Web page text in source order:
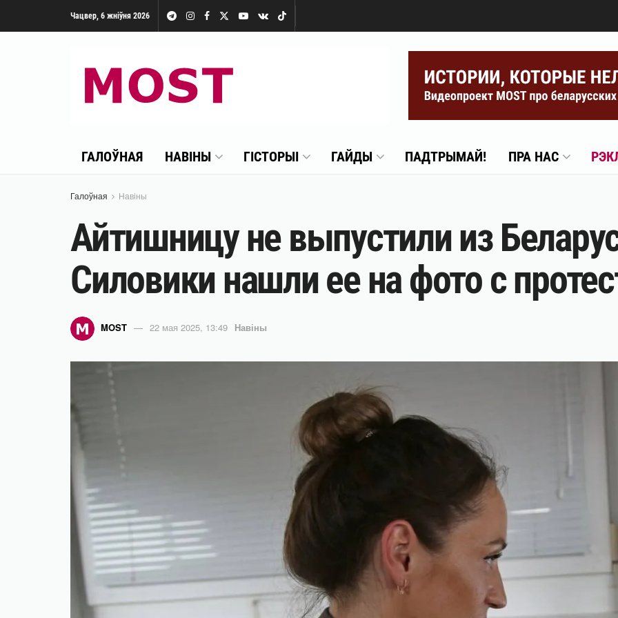
Чацвер, 6 жніўня 2026
ГАЛОЎНАЯ НАВІНЫ ГІСТОРЫІ ГАЙДЫ ПАДТРЫМАЙ! ПРА НАС
Галоўная Навіны
Айтишницу не выпустили из
Силовики нашли ее на фото с
MOST 22 мая 2025, 13:49 Навіны